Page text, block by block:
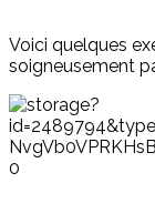
Voici quelques
soigneusement